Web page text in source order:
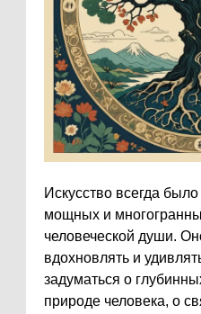
Искусство всегда
мощных и
человеческой души.
вдохновлять и
задуматься о
природе человека, о